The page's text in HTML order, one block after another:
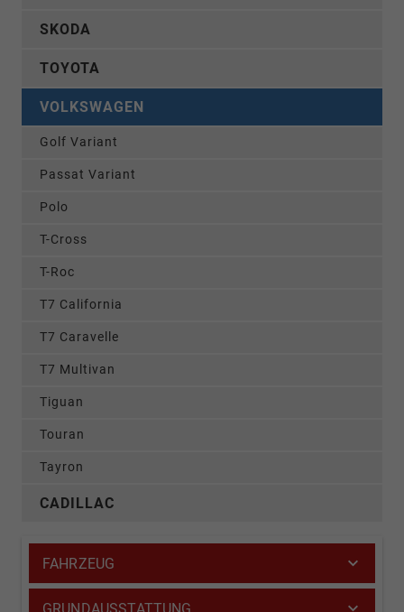
SKODA
TOYOTA
VOLKSWAGEN
Golf Variant
Passat Variant
Polo
T-Cross
T-Roc
T7 California
T7 Caravelle
T7 Multivan
Tiguan
Touran
Tayron
CADILLAC
FAHRZEUG